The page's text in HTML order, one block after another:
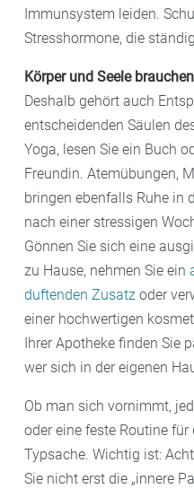
Immunsystem leiden.
Stresshormone, die
Körper und Seele
Deshalb gehört auch
entscheidenden Säulen
Yoga, lesen Sie ein Buch
Freundin. Atemübungen,
bringen ebenfalls Ruhe in
nach einer stressigen
Gönnen Sie sich eine
zu Hause, nehmen Sie ein
duftenden Zusatz oder
einer hochwertigen
Ihrer Apotheke finden Sie
wer sich in der eigenen
Ob man sich vornimmt,
oder eine feste Routine für
Typsache. Wichtig ist:
Sie nicht erst die „innere